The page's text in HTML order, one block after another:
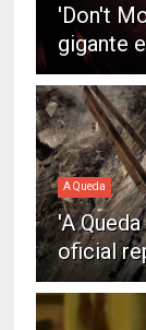
'Don't
gigante
A Queda
'A
oficial